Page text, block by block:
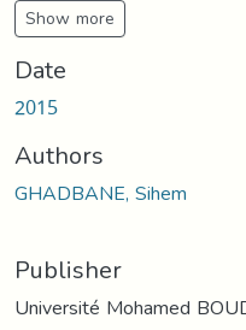
Show more
Date
2015
Authors
GHADBANE, Sihem
Publisher
Université Mohamed